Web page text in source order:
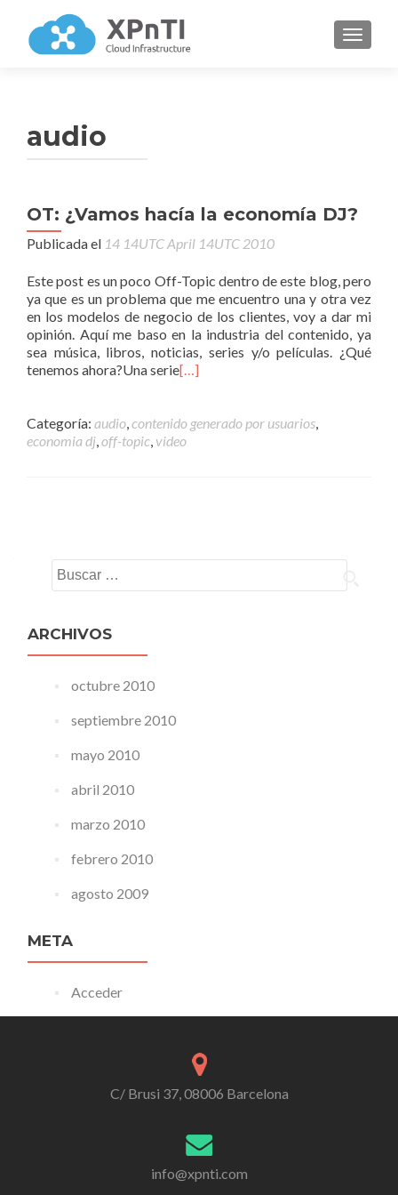
audio
OT: ¿Vamos hacía la economía DJ?
Publicada el 14 14UTC April 14UTC 2010
Este post es un poco Off-Topic dentro de este blog, pero
ya que es un problema que me encuentro una y otra vez
en los modelos de negocio de los clientes, voy a dar mi
opinión. Aquí me baso en la industria del contenido, ya
sea música, libros, noticias, series y/o películas. ¿Qué
tenemos ahora?Una serie[…]
Categoría: audio,contenido generado por usuarios,
economia dj,off-topic, video
Buscar:
ARCHIVOS
octubre 2010
septiembre 2010
mayo 2010
abril 2010
marzo 2010
febrero 2010
agosto 2009
META
Acceder
C/ Brusi 37, 08006 Barcelona
info@xpnti.com